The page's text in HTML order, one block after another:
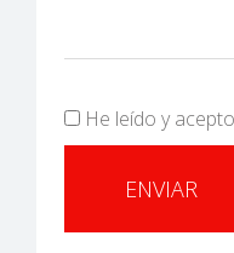
He leído y